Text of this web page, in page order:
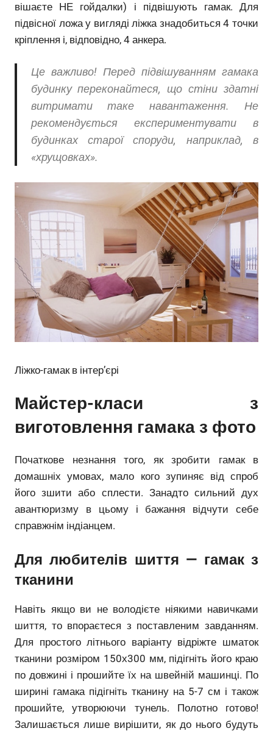
вішаєте НЕ гойдалки) і підвішують гамак. Для
підвісної ложа у вигляді ліжка знадобиться 4 точки
кріплення і, відповідно, 4 анкера.
Це важливо! Перед підвішуванням гамака
будинку переконайтеся, що стіни здатні
витримати таке навантаження. Не
рекомендується експериментувати в
будинках старої споруди, наприклад, в
«хрущовках».
Ліжко-гамак в інтер’єрі
Майстер-класи з
виготовлення гамака з фото
Початкове незнання того, як зробити гамак в
домашніх умовах, мало кого зупиняє від спроб
його зшити або сплести. Занадто сильний дух
авантюризму в цьому і бажання відчути себе
справжнім індіанцем.
Для любителів шиття — гамак з
тканини
Навіть якщо ви не володієте ніякими навичками
шиття, то впораєтеся з поставленим завданням.
Для простого літнього варіанту відріжте шматок
тканини розміром 150х300 мм, підігніть його краю
по довжині і прошийте їх на швейній машинці. По
ширині гамака підігніть тканину на 5-7 см і також
прошийте, утворюючи тунель. Полотно готово!
Залишається лише вирішити, як до нього будуть